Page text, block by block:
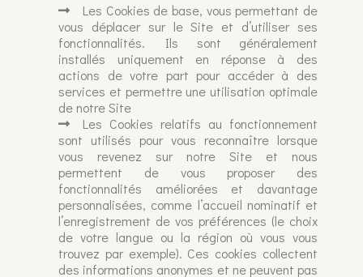
Les Cookies de base, vous permettant de
vous déplacer sur le Site et d’utiliser ses
fonctionnalités. Ils sont généralement
installés uniquement en réponse à des
actions de votre part pour accéder à des
services et permettre une utilisation optimale
de notre Site
Les Cookies relatifs au fonctionnement
sont utilisés pour vous reconnaître lorsque
vous revenez sur notre Site et nous
permettent de vous proposer des
fonctionnalités améliorées et davantage
personnalisées, comme l’accueil nominatif et
l’enregistrement de vos préférences (le choix
de votre langue ou la région où vous vous
trouvez par exemple). Ces cookies collectent
des informations anonymes et ne peuvent pas